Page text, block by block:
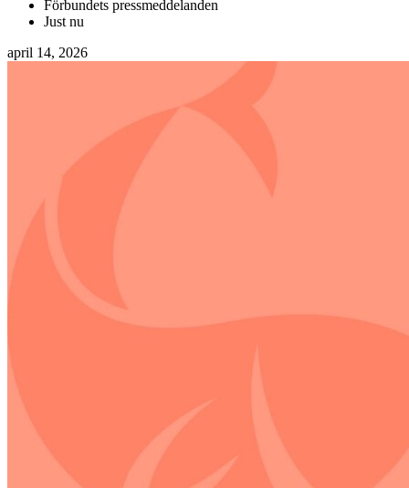
Förbundets pressmeddelanden
Just nu
april 14, 2026